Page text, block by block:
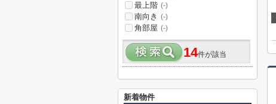
最上階 (-)
南向き (-)
角部屋 (-)
14件が該当
新着物件